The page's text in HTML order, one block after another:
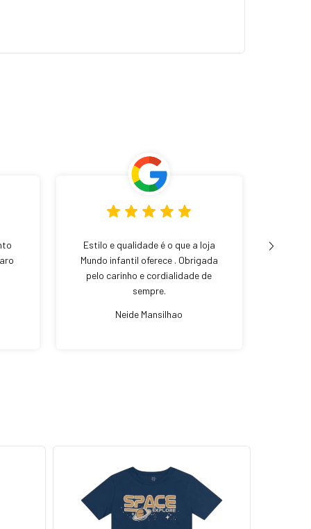
Estilo e qualidade é o que a loja
Mundo infantil oferece . Obrigada
pelo carinho e cordialidade de
sempre.
Neide Mansilhao